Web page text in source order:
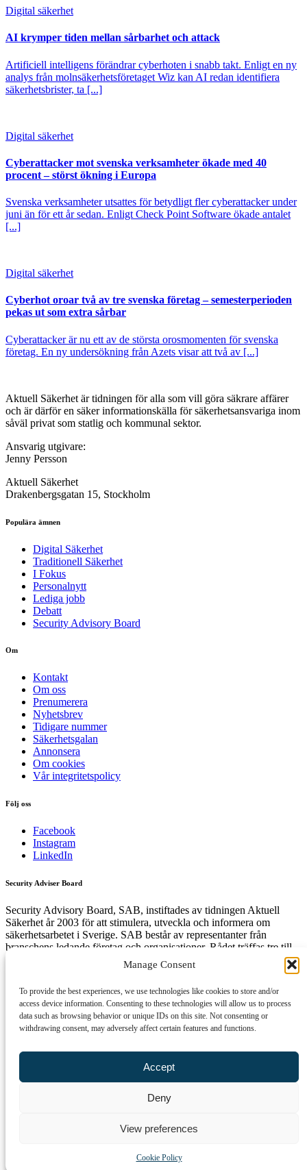
Manage Consent
To provide the best experiences, we use technologies like cookies to store and/or
access device information. Consenting to these technologies will allow us to process
data such as browsing behavior or unique IDs on this site. Not consenting or
withdrawing consent, may adversely affect certain features and functions.
Accept
Deny
View preferences
Cookie Policy
Digital säkerhet
AI krymper tiden mellan sårbarhet och attack
Artificiell intelligens förändrar cyberhoten i snabb takt. Enligt en ny
analys från molnsäkerhetsföretaget Wiz kan AI redan identifiera
säkerhetsbrister, ta [...]
Digital säkerhet
Cyberattacker mot svenska verksamheter ökade med 40
procent – störst ökning i Europa
Svenska verksamheter utsattes för betydligt fler cyberattacker under
juni än för ett år sedan. Enligt Check Point Software ökade antalet
[...]
Digital säkerhet
Cyberhot oroar två av tre svenska företag – semesterperioden
pekas ut som extra sårbar
Cyberattacker är nu ett av de största orosmomenten för svenska
företag. En ny undersökning från Azets visar att två av [...]
Aktuell Säkerhet är tidningen för alla som vill göra säkrare affärer
och är därför en säker informationskälla för säkerhets­ansvariga inom
såväl privat som statlig och kommunal sektor.
Ansvarig utgivare:
Jenny Persson
Aktuell Säkerhet
Drakenbergsgatan 15, Stockholm
Populära ämnen
Digital Säkerhet
Traditionell Säkerhet
I Fokus
Personalnytt
Lediga jobb
Debatt
Security Advisory Board
Om
Kontakt
Om oss
Prenumerera
Nyhetsbrev
Tidigare nummer
Säkerhetsgalan
Annonsera
Om cookies
Vår integritetspolicy
Följ oss
Facebook
Instagram
LinkedIn
Security Adviser Board
Security Advisory Board, SAB, instiftades av tidningen Aktuell
Säkerhet år 2003 för att stimulera, utveckla och informera om
säkerhetsarbetet i Sverige. SAB består av representanter från
branschens ledande företag och organisationer. Rådet träffas tre till
fyra gånger per år och diskuterar aktuella säkerhetsfrågor.
Få den senaste säkerhetsinformationen först
och använder dina personuppgifter i enlighet med vår